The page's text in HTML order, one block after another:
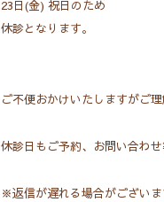
23日(金) 祝日のため
休診となります。
ご不便おかけいたしますがご
休診日もご予約、お問い合わ
※返信が遅れる場合がござい